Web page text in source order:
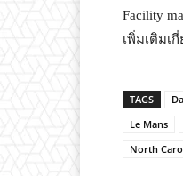
Facility
เพิ่มเติมเ
TAGS
Le Mans
North